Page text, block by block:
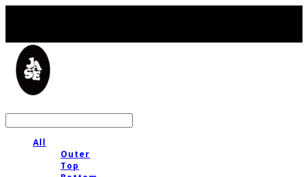
All
Outer
Top